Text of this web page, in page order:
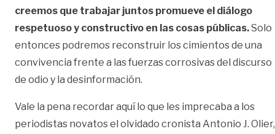
creemos que trabajar juntos promueve el diálogo
respetuoso y constructivo en las cosas públicas.Solo
entonces podremos reconstruir los cimientos de una
convivencia frente a las fuerzas corrosivas del discurso
de odio y la desinformación.
Vale la pena recordar aquí lo que les imprecaba a los
periodistas novatos el olvidado cronista Antonio J. Olier,